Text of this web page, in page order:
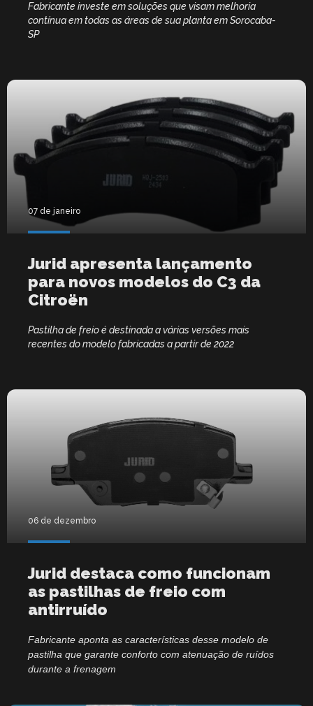
Fabricante investe em soluções que visam melhoria
contínua em todas as áreas de sua planta em Sorocaba-
SP
07 de janeiro
Jurid apresenta lançamento
para novos modelos do C3 da
Citroën
Pastilha de freio é destinada a várias versões mais
recentes do modelo fabricadas a partir de 2022
06 de dezembro
Jurid destaca como funcionam
as pastilhas de freio com
antirruído
Fabricante aponta as características desse modelo de
pastilha que garante conforto com atenuação de ruídos
durante a frenagem